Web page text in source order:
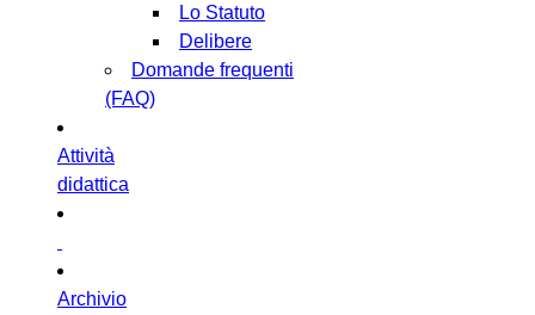
Lo Statuto
Delibere
Domande frequenti
(FAQ)
Attività
didattica
Archivio